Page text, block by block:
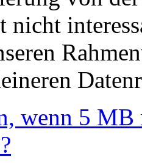
nicht
wenn 5